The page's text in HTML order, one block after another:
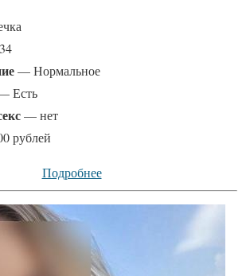
— Нормальное
Есть
— нет
рублей
Подробнее